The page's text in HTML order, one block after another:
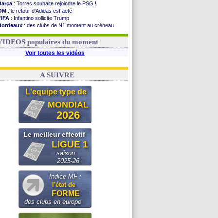
: Torres souhaite rejoindre le PSG !
: le retour d'Adidas est acté
: Infantino sollicite Trump
: des clubs de N1 montent au créneau
: le démenti de Leipzig pour Diomandé
populaires du moment
Voir toutes les vidéos
A SUIVRE
L'equipe type de
MONDIAL
2026
Le meilleur effectif
LIGUE 1
saison
2025-26
Indice MF :
l'état de
FORME
des clubs en europe